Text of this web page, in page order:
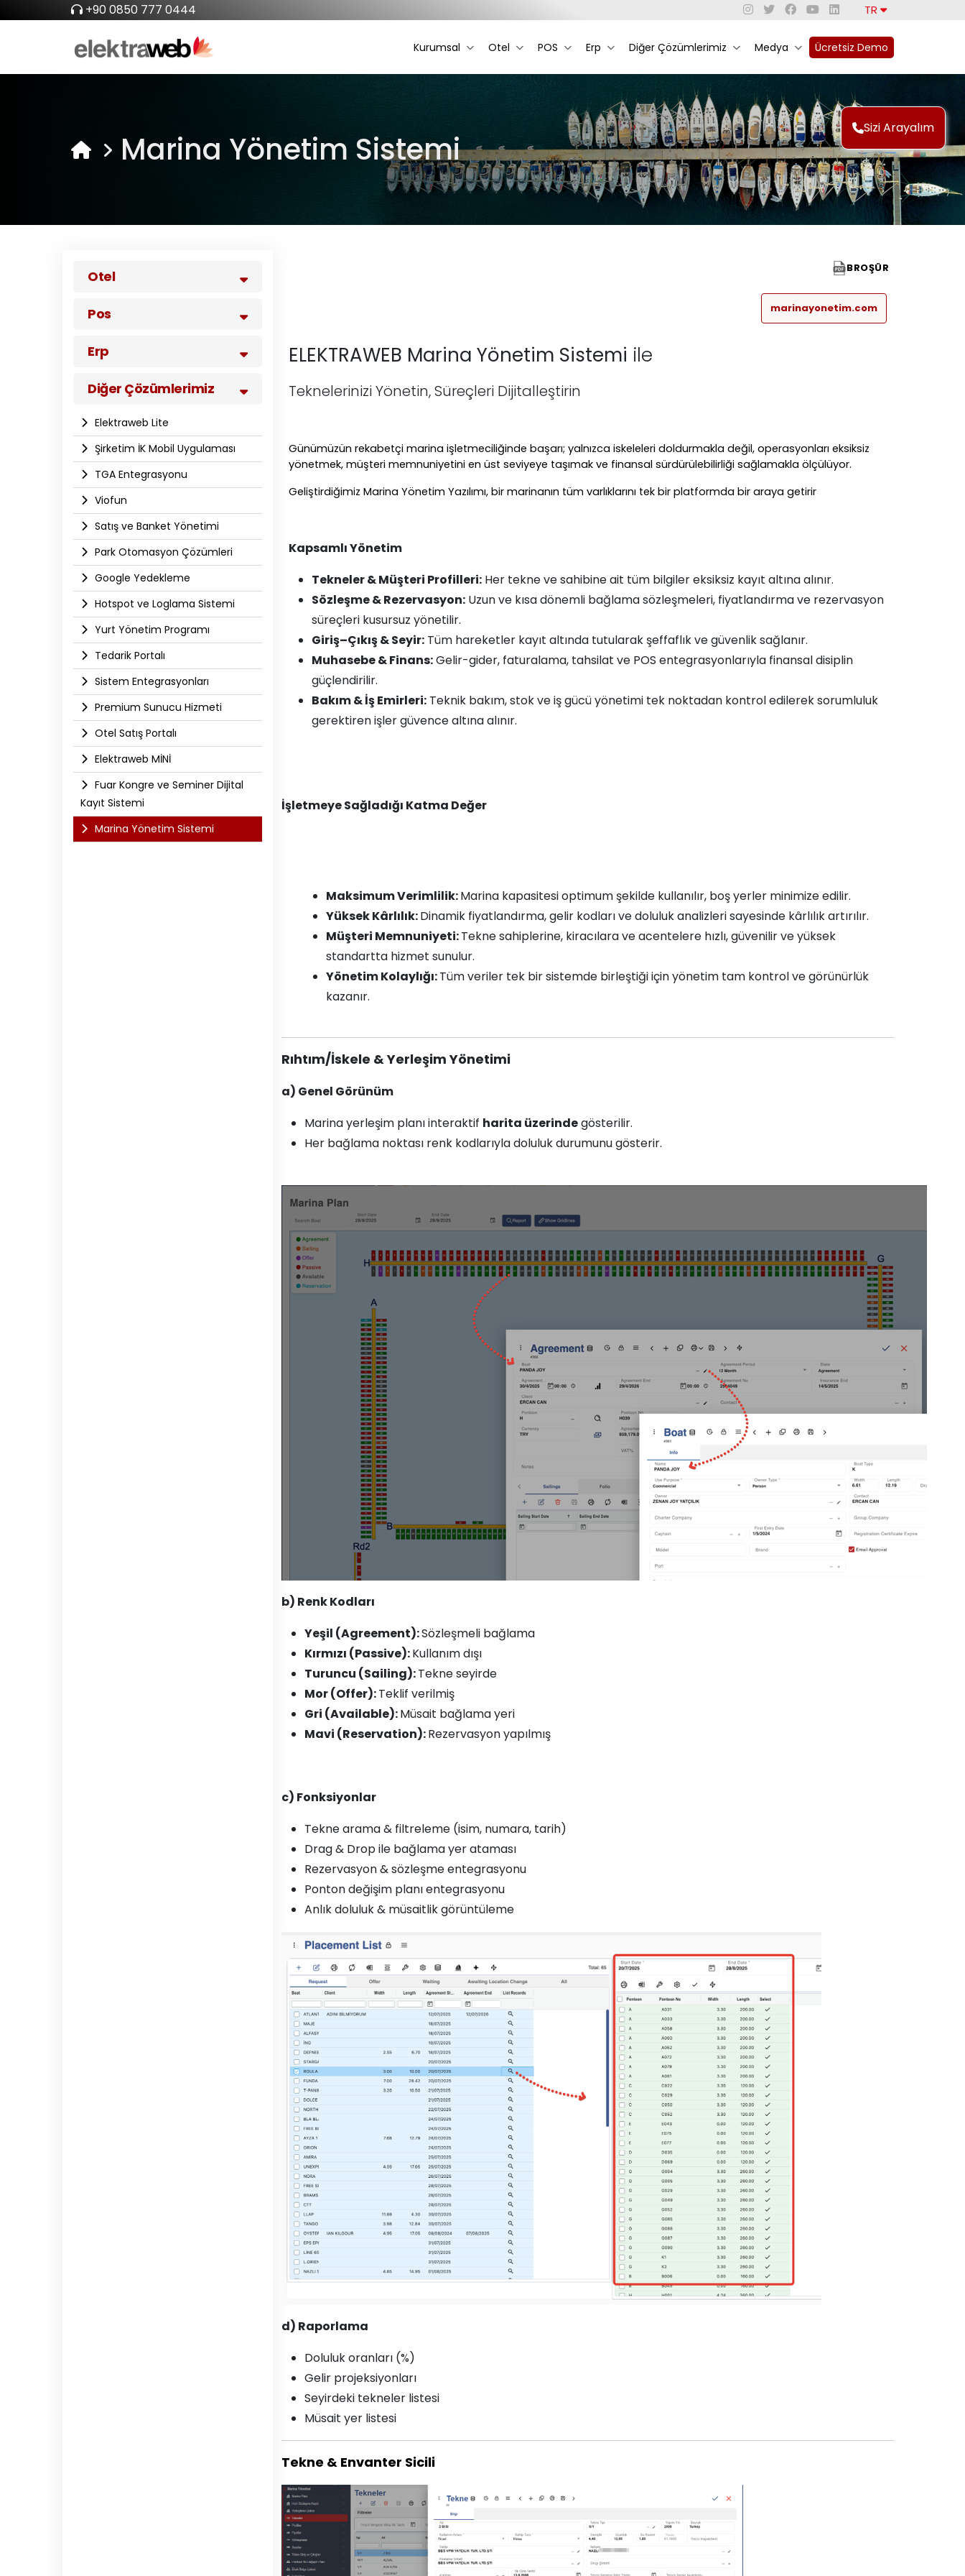
+90 0850 777 0444 TR
Kurumsal Otel POS Erp Diğer Çözümlerimiz Medya Ücretsiz Demo
Sizi Arayalım
Marina Yönetim Sistemi
Otel
Pos
Erp
Diğer Çözümlerimiz
Elektraweb Lite
Şirketim İK Mobil Uygulaması
TGA Entegrasyonu
Viofun
Satış ve Banket Yönetimi
Park Otomasyon Çözümleri
Google Yedekleme
Hotspot ve Loglama Sistemi
Yurt Yönetim Programı
Tedarik Portalı
Sistem Entegrasyonları
Premium Sunucu Hizmeti
Otel Satış Portalı
Elektraweb MİNİ
Fuar Kongre ve Seminer Dijital
Kayıt Sistemi
Marina Yönetim Sistemi
BROŞÜR
marinayonetim.com
ELEKTRAWEB Marina Yönetim Sistemi ile
Teknelerinizi Yönetin, Süreçleri Dijitalleştirin
Günümüzün rekabetçi marina işletmeciliğinde başarı; yalnızca iskeleleri doldurmakla değil, operasyonları eksiksiz
yönetmek, müşteri memnuniyetini en üst seviyeye taşımak ve finansal sürdürülebilirliği sağlamakla ölçülüyor.
Geliştirdiğimiz Marina Yönetim Yazılımı, bir marinanın tüm varlıklarını tek bir platformda bir araya getirir
Kapsamlı Yönetim
Tekneler & Müşteri Profilleri:Her tekne ve sahibine ait tüm bilgiler eksiksiz kayıt altına alınır.
Sözleşme & Rezervasyon:Uzun ve kısa dönemli bağlama sözleşmeleri, fiyatlandırma ve rezervasyon
süreçleri kusursuz yönetilir.
Giriş–Çıkış & Seyir:Tüm hareketler kayıt altında tutularak şeffaflık ve güvenlik sağlanır.
Muhasebe & Finans:Gelir-gider, faturalama, tahsilat ve POS entegrasyonlarıyla finansal disiplin
güçlendirilir.
Bakım & İş Emirleri:Teknik bakım, stok ve iş gücü yönetimi tek noktadan kontrol edilerek sorumluluk
gerektiren işler güvence altına alınır.
İşletmeye Sağladığı Katma Değer
Maksimum Verimlilik:Marina kapasitesi optimum şekilde kullanılır, boş yerler minimize edilir.
Yüksek Kârlılık:Dinamik fiyatlandırma, gelir kodları ve doluluk analizleri sayesinde kârlılık artırılır.
Müşteri Memnuniyeti:Tekne sahiplerine, kiracılara ve acentelere hızlı, güvenilir ve yüksek
standartta hizmet sunulur.
Yönetim Kolaylığı:Tüm veriler tek bir sistemde birleştiği için yönetim tam kontrol ve görünürlük
kazanır.
Rıhtım/İskele & Yerleşim Yönetimi
a) Genel Görünüm
Marina yerleşim planı interaktif harita üzerindegösterilir.
Her bağlama noktası renk kodlarıyla doluluk durumunu gösterir.
b) Renk Kodları
Yeşil (Agreement):Sözleşmeli bağlama
Kırmızı (Passive):Kullanım dışı
Turuncu (Sailing):Tekne seyirde
Mor (Offer):Teklif verilmiş
Gri (Available):Müsait bağlama yeri
Mavi (Reservation):Rezervasyon yapılmış
c) Fonksiyonlar
Tekne arama & filtreleme (isim, numara, tarih)
Drag & Drop ile bağlama yer ataması
Rezervasyon & sözleşme entegrasyonu
Ponton değişim planı entegrasyonu
Anlık doluluk & müsaitlik görüntüleme
d) Raporlama
Doluluk oranları (%)
Gelir projeksiyonları
Seyirdeki tekneler listesi
Müsait yer listesi
Tekne & Envanter Sicili